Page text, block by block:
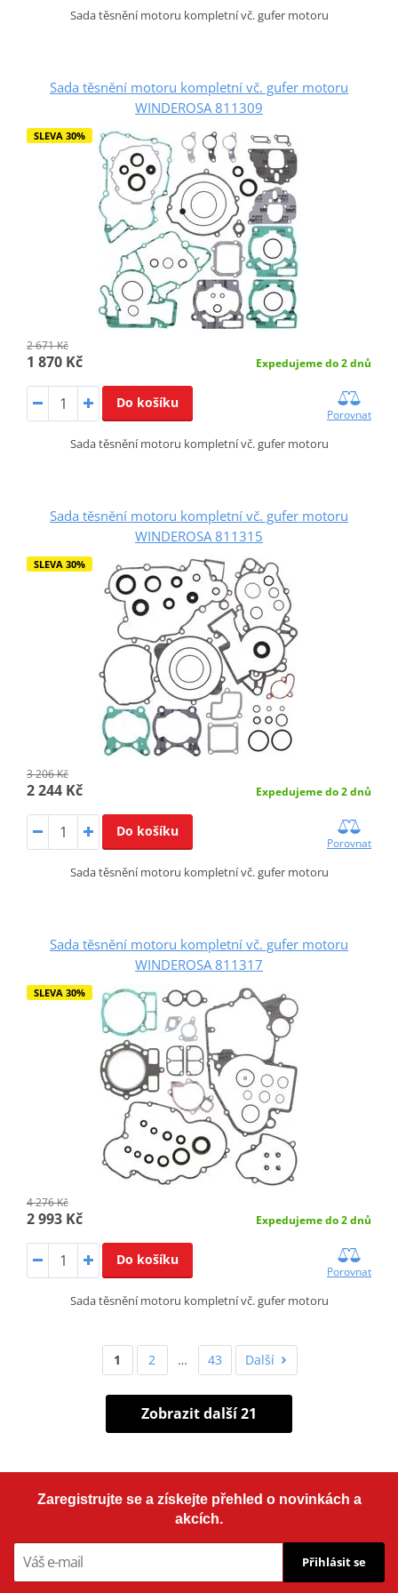
Sada těsnění motoru kompletní vč. gufer motoru
Sada těsnění motoru kompletní vč. gufer motoru
WINDEROSA 811309
SLEVA 30%
2 671 Kč
1 870 Kč Expedujeme do 2 dnů
Do košíku
Porovnat
Sada těsnění motoru kompletní vč. gufer motoru
Sada těsnění motoru kompletní vč. gufer motoru
WINDEROSA 811315
SLEVA 30%
3 206 Kč
2 244 Kč Expedujeme do 2 dnů
Do košíku
Porovnat
Sada těsnění motoru kompletní vč. gufer motoru
Sada těsnění motoru kompletní vč. gufer motoru
WINDEROSA 811317
SLEVA 30%
4 276 Kč
2 993 Kč Expedujeme do 2 dnů
Do košíku
Porovnat
Sada těsnění motoru kompletní vč. gufer motoru
1 2 … 43 Další
Zobrazit další 21
Zaregistrujte se a získejte přehled o novinkách a
akcích.
Přihlásit se